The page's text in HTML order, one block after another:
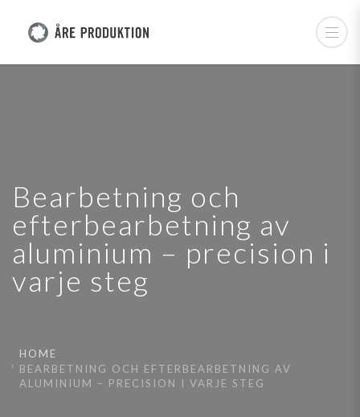
Bearbetning och
efterbearbetning av
aluminium – precision i
varje steg
HOME
BEARBETNING OCH EFTERBEARBETNING AV
ALUMINIUM – PRECISION I VARJE STEG